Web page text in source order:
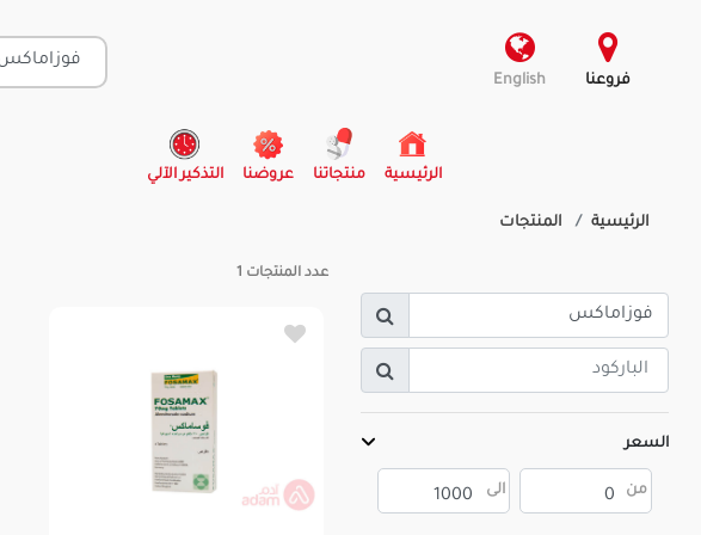
فروعنا English
الرئيسية
(current) منتجاتنا عروضنا التذكير الآلي
الرئيسية المنتجات
السعر
عدد المنتجات 1